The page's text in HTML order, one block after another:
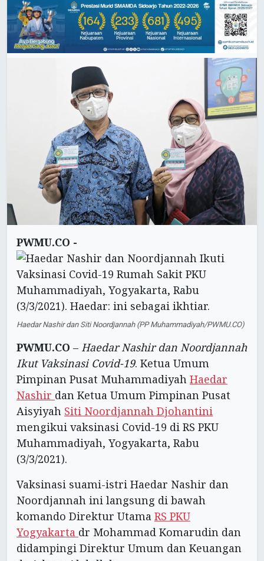
PWMU.CO -
Haedar Nashir dan Siti Noordjannah (PP Muhammadiyah/PWMU.CO)
PWMU.CO – Haedar Nashir dan Noordjannah
Ikut Vaksinasi Covid-19. Ketua Umum
Pimpinan Pusat Muhammadiyah Haedar
Nashir dan Ketua Umum Pimpinan Pusat
Aisyiyah Siti Noordjannah Djohantini
mengikui vaksinasi Covid-19 di RS PKU
Muhammadiyah, Yogyakarta, Rabu
(3/3/2021).
Vaksinasi suami-istri Haedar Nashir dan
Noordjannah ini langsung di bawah
komando Direktur Utama RS PKU
Yogyakarta dr Mohammad Komarudin dan
didampingi Direktur Umum dan Keuangan